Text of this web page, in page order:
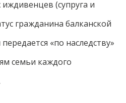
(супруга и
гражданина балканской
«по наследству»
семьи каждого